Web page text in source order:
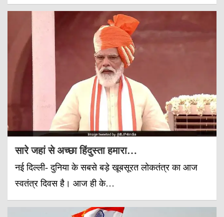
सारे जहां से अच्छा हिंदुस्ता हमारा…
नई दिल्ली- दुनिया के सबसे बड़े खूबसूरत लोकतंत्र का आज
स्वतंत्र दिवस है। आज ही के…